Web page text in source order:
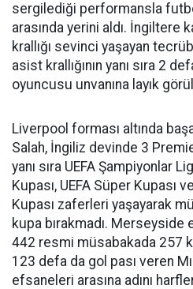
sergilediği performansla
arasında yerini aldı. İngiltere
krallığı sevinci yaşayan
asist krallığının yanı sıra 2
oyuncusu unvanına layık
Liverpool forması altında
Salah, İngiliz devinde 3
yanı sıra UEFA Şampiyonlar
Kupası, UEFA Süper Kupası
Kupası zaferleri yaşayarak
kupa bırakmadı. Merseyside
442 resmi müsabakada 257
123 defa da gol pası veren
efsaneleri arasına adını